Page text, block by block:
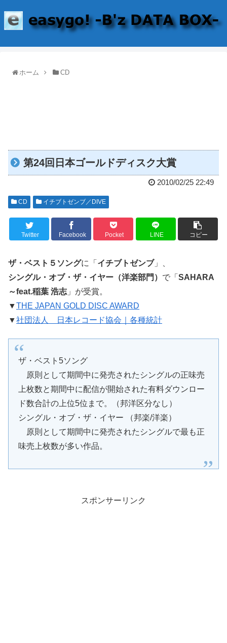
ホーム CD
第24回日本ゴールドディスク大賞
2010/02/25 22:49
CD イチブトゼンブ／DIVE
Twitter Facebook Pocket LINE コピー
ザ・ベスト５ソングに「 イチブトゼンブ」、
シングル・オブ・ザ・イヤー（洋楽部門） で「 SAHARA
～feat.稲葉 浩志 」が受賞。
▼THE JAPAN GOLD DISC AWARD
▼社団法人 日本レコード協会｜各種統計
ザ・ベスト5ソング
原則として期間中に発売されたシングルの正味売
上枚数と期間中に配信が開始された有料ダウンロー
ド数合計の上位5位まで。（邦洋区分なし）
シングル・オブ・ザ・イヤー （邦楽/洋楽）
原則として期間中に発売されたシングルで最も正
味売上枚数が多い作品。
スポンサーリンク